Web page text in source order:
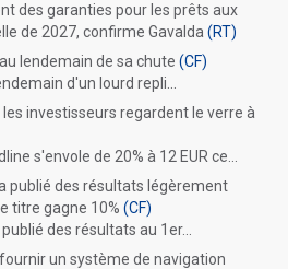
des garanties pour les prêts aux
de 2027, confirme Gavalda (RT)
lendemain de sa chute (CF)
d'un lourd repli...
investisseurs regardent le verre à
s'envole de 20% à 12 EUR ce...
publié des résultats légèrement
titre gagne 10% (CF)
des résultats au 1er...
un système de navigation